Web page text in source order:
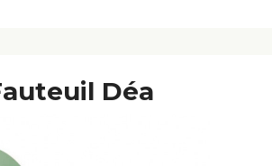
Déa